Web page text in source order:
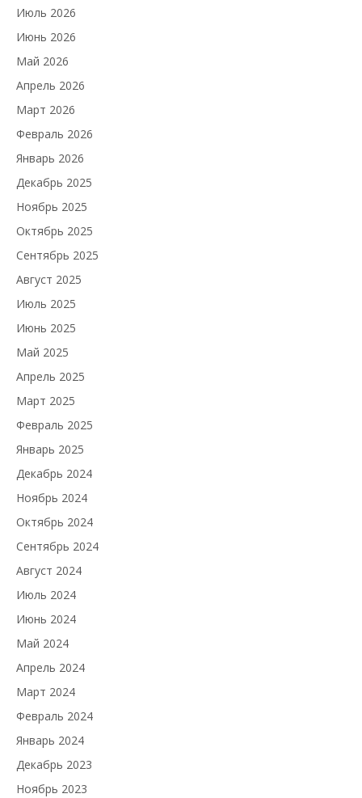
Июль 2026
Июнь 2026
Май 2026
Апрель 2026
Март 2026
Февраль 2026
Январь 2026
Декабрь 2025
Ноябрь 2025
Октябрь 2025
Сентябрь 2025
Август 2025
Июль 2025
Июнь 2025
Май 2025
Апрель 2025
Март 2025
Февраль 2025
Январь 2025
Декабрь 2024
Ноябрь 2024
Октябрь 2024
Сентябрь 2024
Август 2024
Июль 2024
Июнь 2024
Май 2024
Апрель 2024
Март 2024
Февраль 2024
Январь 2024
Декабрь 2023
Ноябрь 2023